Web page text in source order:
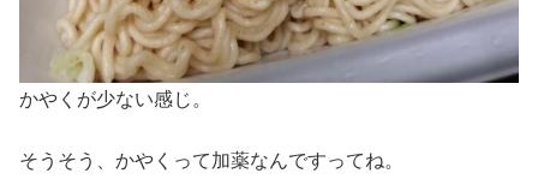
かやくが少ない感じ。
そうそう、かやくって加薬なんですってね。